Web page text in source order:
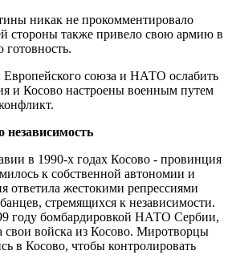
никак не прокомментировало
стороны также привело свою армию в
союза и НАТО ослабить
и Косово настроены военным путем
независимость
в 1990-х годах Косово - провинция
к собственной автономии и
ответила жестокими репрессиями
стремящихся к независимости.
году бомбардировкой НАТО Сербии,
свои войска из Косово. Миротворцы
в Косово, чтобы контролировать